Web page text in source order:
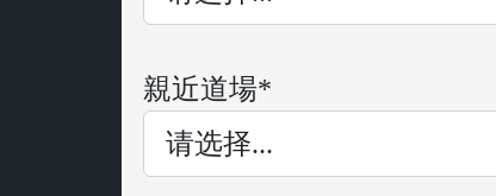
親近道場*